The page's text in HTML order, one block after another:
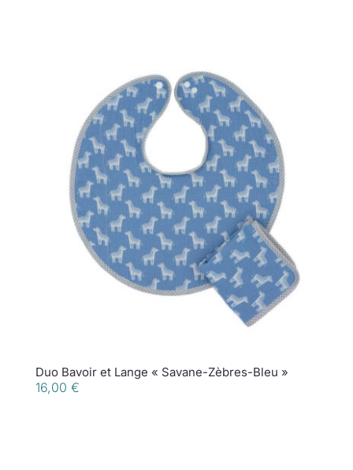
Duo Bavoir et Lange « Savane-Zèbres-Bleu »
16,00 €